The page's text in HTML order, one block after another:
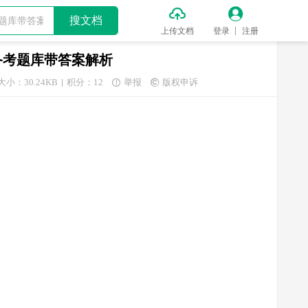
搜文档 
上传文档

登录 注册
题库带答案解析
小：30.24KB 积分：12  举报  版权申诉